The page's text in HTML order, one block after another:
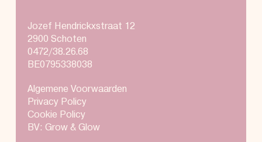
Jozef Hendrickxstraat 12
2900 Schoten
0472/38.26.68
BE0795338038
Algemene Voorwaarden
Privacy Policy
Cookie Policy
BV: Grow & Glow